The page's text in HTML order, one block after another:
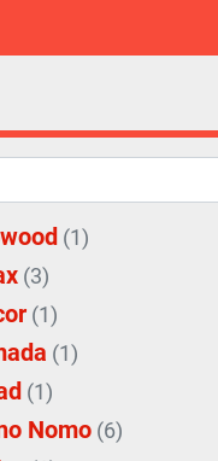
(1)
(3)
(1)
(1)
(1)
Nomo (6)